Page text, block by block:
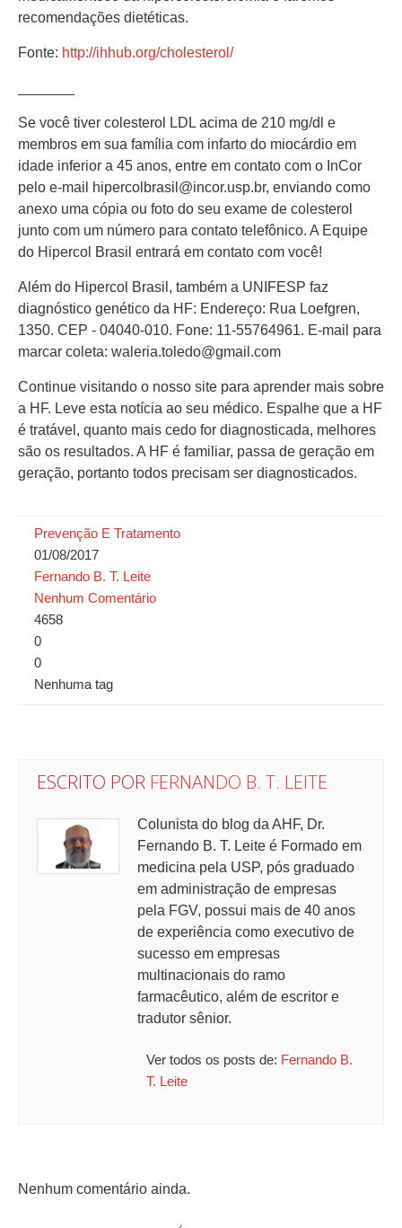
recomendações dietéticas.
Fonte: http://ihhub.org/cholesterol/
Se você tiver colesterol LDL acima de 210 mg/dl e
membros em sua família com infarto do miocárdio em
idade inferior a 45 anos, entre em contato com o InCor
pelo e-mail hipercolbrasil@incor.usp.br, enviando como
anexo uma cópia ou foto do seu exame de colesterol
junto com um número para contato telefônico. A Equipe
do Hipercol Brasil entrará em contato com você!
Além do Hipercol Brasil, também a UNIFESP faz
diagnóstico genético da HF: Endereço: Rua Loefgren,
1350. CEP - 04040-010. Fone: 11-55764961. E-mail para
marcar coleta: waleria.toledo@gmail.com
Continue visitando o nosso site para aprender mais sobre
a HF. Leve esta notícia ao seu médico. Espalhe que a HF
é tratável, quanto mais cedo for diagnosticada, melhores
são os resultados. A HF é familiar, passa de geração em
geração, portanto todos precisam ser diagnosticados.
Prevenção E Tratamento
01/08/2017
Fernando B. T. Leite
Nenhum Comentário
4658
0
0
Nenhuma tag
ESCRITO POR FERNANDO B. T. LEITE
Colunista do blog da AHF, Dr.
Fernando B. T. Leite é Formado em
medicina pela USP, pós graduado
em administração de empresas
pela FGV, possui mais de 40 anos
de experiência como executivo de
sucesso em empresas
multinacionais do ramo
farmacêutico, além de escritor e
tradutor sênior.
Ver todos os posts de: Fernando B.
T. Leite
Nenhum comentário ainda.